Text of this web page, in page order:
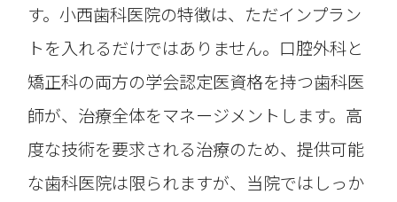
す。小西歯科医院の特徴は、ただインプラン
トを入れるだけではありません。口腔外科と
矯正科の両方の学会認定医資格を持つ歯科医
師が、治療全体をマネージメントします。高
度な技術を要求される治療のため、提供可能
な歯科医院は限られますが、当院ではしっか